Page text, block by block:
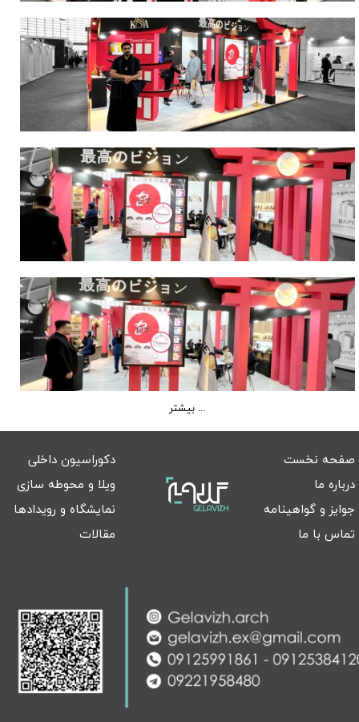
بیشتر ...
صفحه نخست
درباره ما
جوایز و گواهینامه
تماس با ما
دکوراسیون داخلی
ویلا و محوطه سازی
نمایشگاه و رویدادها
مقالات